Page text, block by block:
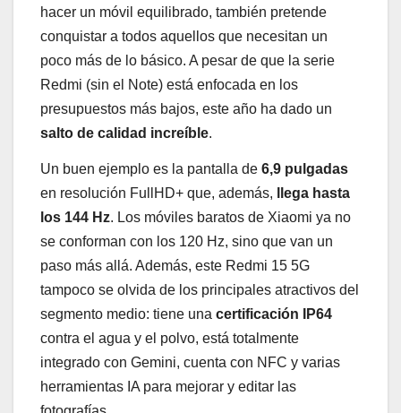
hacer un móvil equilibrado, también pretende
conquistar a todos aquellos que necesitan un
poco más de lo básico. A pesar de que la serie
Redmi (sin el Note) está enfocada en los
presupuestos más bajos, este año ha dado un
salto de calidad increíble.
Un buen ejemplo es la pantalla de 6,9 pulgadas
en resolución FullHD+ que, además, llega hasta
los 144 Hz. Los móviles baratos de Xiaomi ya no
se conforman con los 120 Hz, sino que van un
paso más allá. Además, este Redmi 15 5G
tampoco se olvida de los principales atractivos del
segmento medio: tiene una certificación IP64
contra el agua y el polvo, está totalmente
integrado con Gemini, cuenta con NFC y varias
herramientas IA para mejorar y editar las